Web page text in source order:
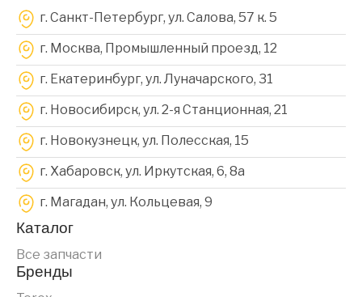
г. Санкт-Петербург, ул. Салова, 57 к. 5
г. Москва, Промышленный проезд, 12
г. Екатеринбург, ул. Луначарского, 31
г. Новосибирск, ул. 2-я Станционная, 21
г. Новокузнецк, ул. Полесская, 15
г. Хабаровск, ул. Иркутская, 6, 8a
г. Магадан, ул. Кольцевая, 9
Каталог
Все запчасти
Бренды